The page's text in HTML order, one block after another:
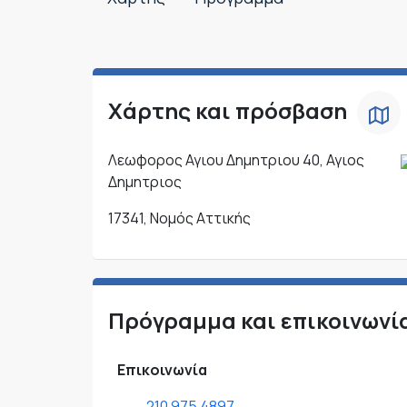
Χάρτης και πρόσβαση
Λεωφορος Αγιου Δημητριου 40, Αγιος
Δημητριος
17341, Νομός Αττικής
Πρόγραμμα και
Επικοινωνία